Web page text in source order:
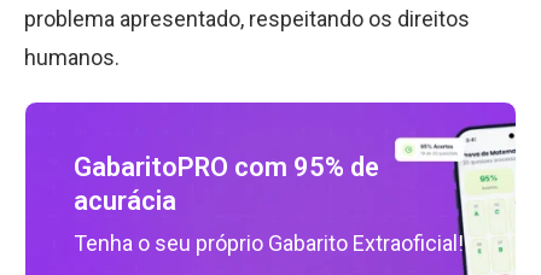
problema apresentado, respeitando os direitos
humanos.
GabaritoPRO com 95% de
acurácia
Tenha o seu próprio Gabarito Extraoficial!